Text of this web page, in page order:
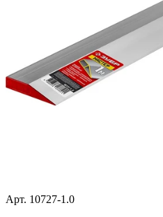
Арт. 10727-1.0